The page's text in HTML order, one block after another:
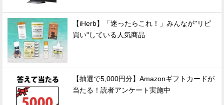
【iHerb】「迷ったらこれ！」みんなが"リピ
買い"している人気商品
【抽選で5,000円分】Amazonギフトカードが
当たる！読者アンケート実施中